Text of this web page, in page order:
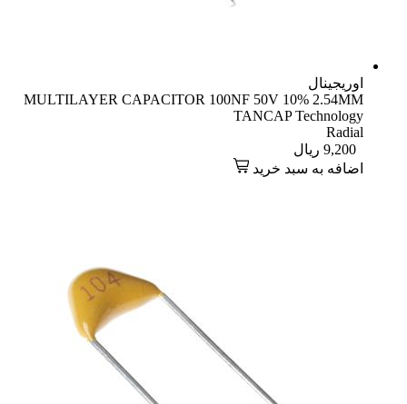
اوریجینال
MULTILAYER CAPACITOR 100NF 50V 10% 2.54MM
TANCAP Technology
Radial
ریال
اضافه به سبد خرید